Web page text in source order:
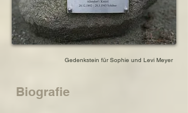
Gedenkstein für Sophie und Levi Meyer
Biografie